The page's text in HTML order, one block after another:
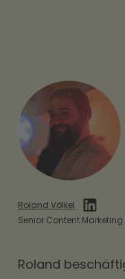
Roland Völkel
Senior Content
Roland